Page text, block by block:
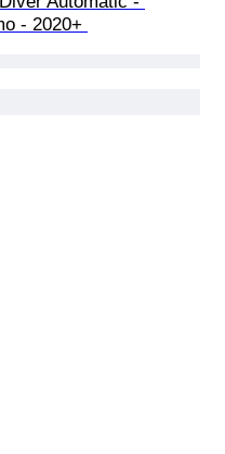
- 2020+